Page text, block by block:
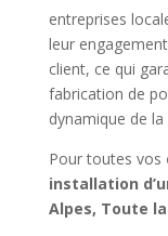
entreprises
leur
client, ce qui
fabrication de
dynamique de la
Pour toutes vos
installation
Alpes, Toute